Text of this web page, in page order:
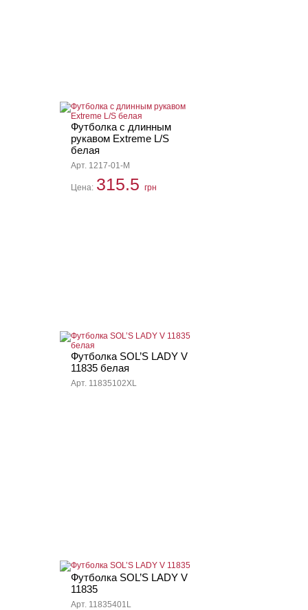
Футболка с длинным
рукавом Extreme L/S
белая
Арт. 1217-01-M
Цена: 315.5 грн
Футболка SOL’S LADY V
11835 белая
Арт. 11835102XL
Футболка SOL’S LADY V
11835
Арт. 11835401L